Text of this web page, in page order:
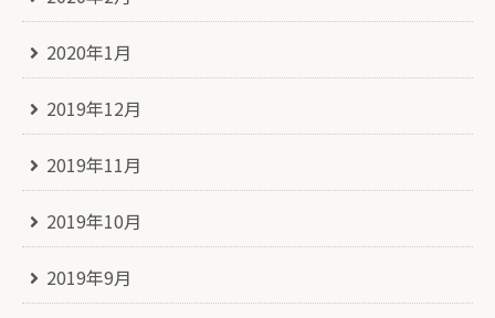
2020年1月
2019年12月
2019年11月
2019年10月
2019年9月